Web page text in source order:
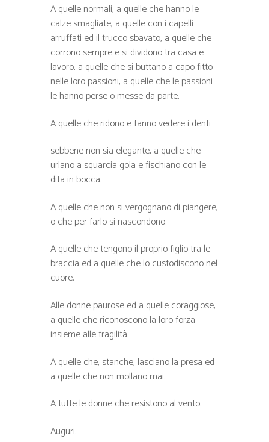
A quelle normali, a quelle che hanno le
calze smagliate, a quelle con i capelli
arruffati ed il trucco sbavato, a quelle che
corrono sempre e si dividono tra casa e
lavoro, a quelle che si buttano a capo fitto
nelle loro passioni, a quelle che le passioni
le hanno perse o messe da parte.
A quelle che ridono e fanno vedere i denti
sebbene non sia elegante, a quelle che
urlano a squarcia gola e fischiano con le
dita in bocca.
A quelle che non si vergognano di piangere,
o che per farlo si nascondono.
A quelle che tengono il proprio figlio tra le
braccia ed a quelle che lo custodiscono nel
cuore.
Alle donne paurose ed a quelle coraggiose,
a quelle che riconoscono la loro forza
insieme alle fragilità.
A quelle che, stanche, lasciano la presa ed
a quelle che non mollano mai.
A tutte le donne che resistono al vento.
Auguri.